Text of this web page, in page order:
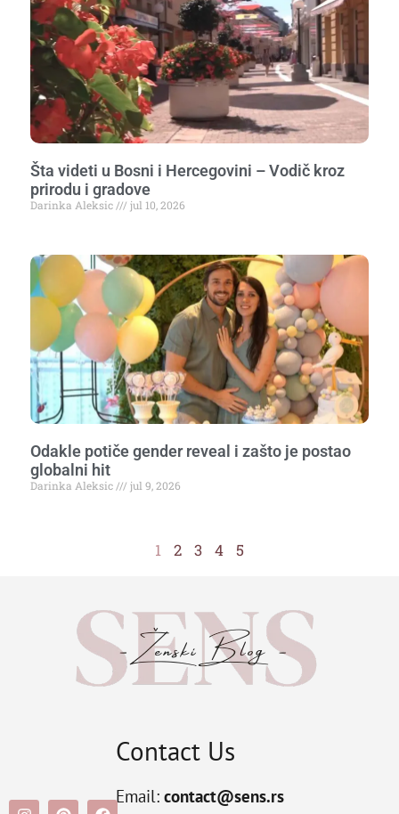
Šta videti u Bosni i Hercegovini – Vodič kroz
prirodu i gradove
Darinka Aleksic jul 10, 2026
Odakle potiče gender reveal i zašto je postao
globalni hit
Darinka Aleksic jul 9, 2026
1 2 3 4 5
Contact Us
Email: contact@sens.rs